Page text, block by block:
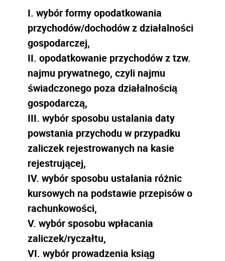
I. wybór formy opodatkowania
przychodów/dochodów z działalności
gospodarczej,
II. opodatkowanie przychodów z tzw.
najmu prywatnego, czyli najmu
świadczonego poza działalnością
gospodarczą,
III. wybór sposobu ustalania daty
powstania przychodu w przypadku
zaliczek rejestrowanych na kasie
rejestrującej,
IV. wybór sposobu ustalania różnic
kursowych na podstawie przepisów o
rachunkowości,
V. wybór sposobu wpłacania
zaliczek/ryczałtu,
VI. wybór prowadzenia ksiąg